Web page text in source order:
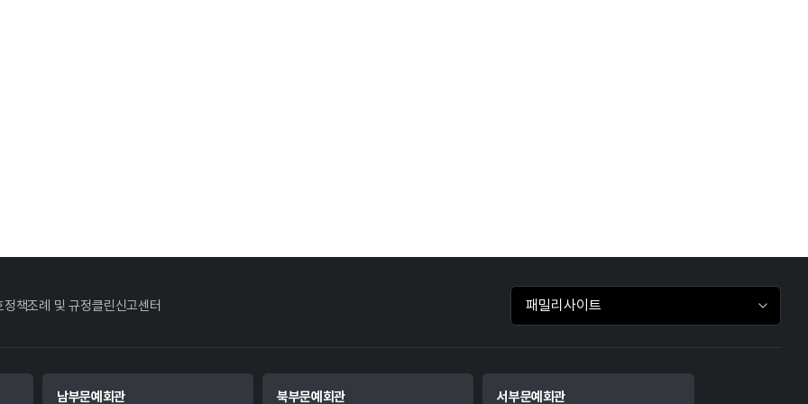
정책조례 및 규정클린신고센터 패밀리사이트 바로가기
남부문예회관 북부문예회관 서부문예회관